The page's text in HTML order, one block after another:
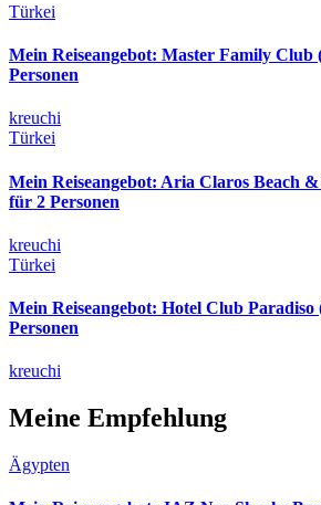
Türkei
Mein Reiseangebot: Master Family
Personen
kreuchi
Türkei
Mein Reiseangebot: Aria Claros Beach
für 2 Personen
kreuchi
Türkei
Mein Reiseangebot: Hotel Club
Personen
kreuchi
Meine Empfehlung
Ägypten